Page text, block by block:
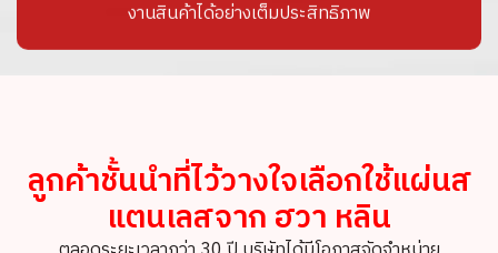
ลูกค้าชั้นนำที่ไว้วางใจเลือกใช้แผ่นส
แตนเลสจาก ฮวา หลิน